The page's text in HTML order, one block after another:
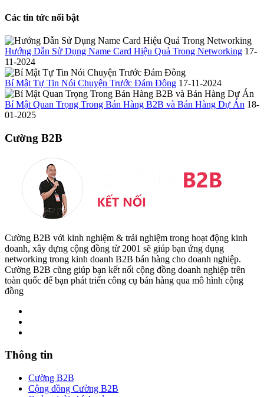
Các tin tức nổi bật
Hướng Dẫn Sử Dụng Name Card Hiệu Quả Trong Networking 17-
11-2024
Bí Mật Tự Tin Nói Chuyện Trước Đám Đông 17-11-2024
Bí Mật Quan Trọng Trong Bán Hàng B2B và Bán Hàng Dự Án 18-
01-2025
Cường B2B
Cường B2B với kinh nghiệm & trải nghiệm trong hoạt động kinh
doanh, xây dựng cộng đồng từ 2001 sẽ giúp bạn ứng dụng
networking trong kinh doanh B2B bán hàng cho doanh nghiệp.
Cường B2B cũng giúp bạn kết nối cộng đồng doanh nghiệp trên
toàn quốc để bạn phát triển công cụ bán hàng qua mô hình cộng
đồng
Thông tin
Cường B2B
Cộng đồng Cường B2B